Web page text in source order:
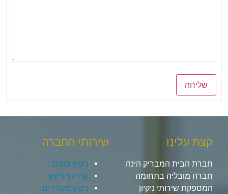
שליחה
קצת עלינו
חברת הבית המבריק הינה
חברה מובליה בתחומה
המספקת שירותי ניקיון
שירותי החברה
ניקיון בתים
שירותי ניקיון
ניקיון משרדים